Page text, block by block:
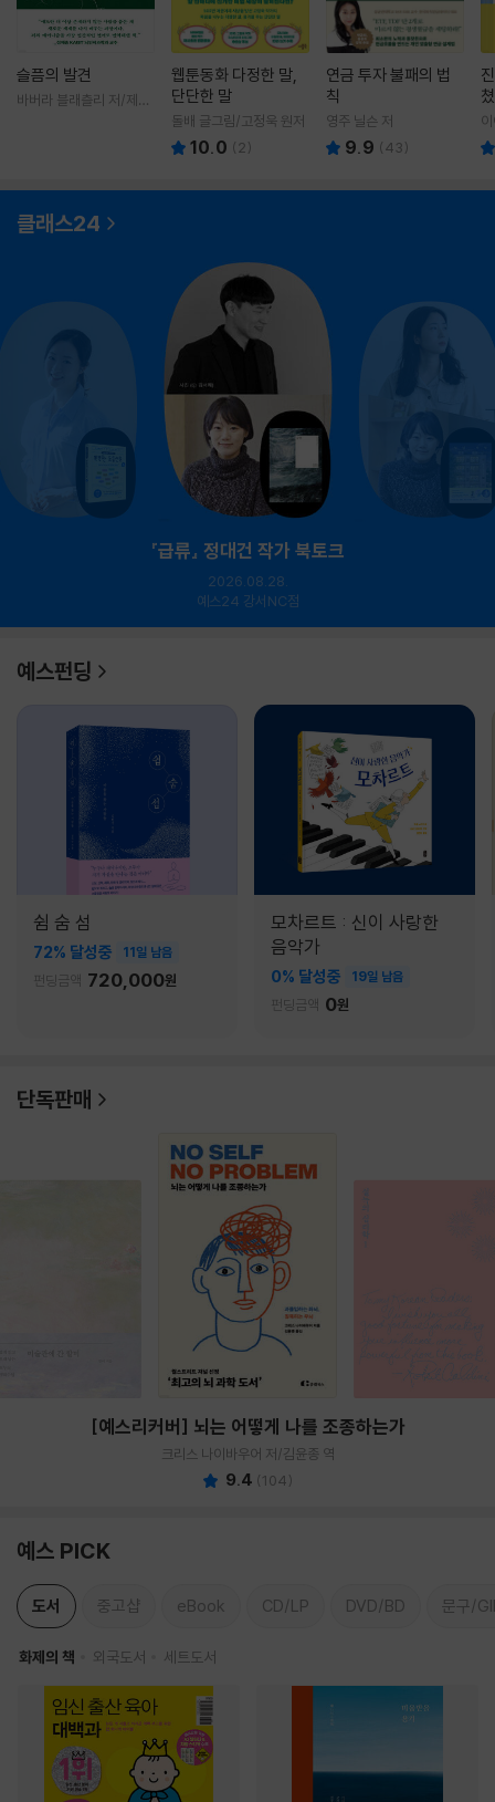
슬픔의 발견
바버라 블래츨리 저/제효
웹툰동화 다정한 말,
단단한 말
돌배 글그림/고정욱 원저
10.0 ( 2)
연금 투자 불패의 법
칙
영주 닐슨 저
9.9 (43)
클래스24
『급류』 정대건 작가 북토크
2026.08.28.
예스24 강서NC점
예스펀딩
쉼 숨 섬
72% 달성중 11일 남음
펀딩금액 720,000원
모차르트 : 신이 사랑한
음악가
0% 달성중 19일 남음
펀딩금액 0원
단독판매
[예스리커버] 뇌는 어떻게 나를 조종하는가
크리스 나이바우어 저/김윤종 역
9.4 (104)
예스 PICK
도서 중고샵 eBook CD/LP DVD/BD 문구/
화제의 책 외국도서 세트도서